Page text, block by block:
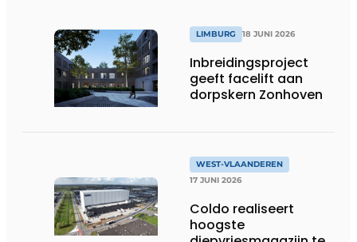
LIMBURG 18 JUNI 2026
Inbreidingsproject
geeft facelift aan
dorpskern Zonhoven
WEST-VLAANDEREN
17 JUNI 2026
Coldo realiseert
hoogste